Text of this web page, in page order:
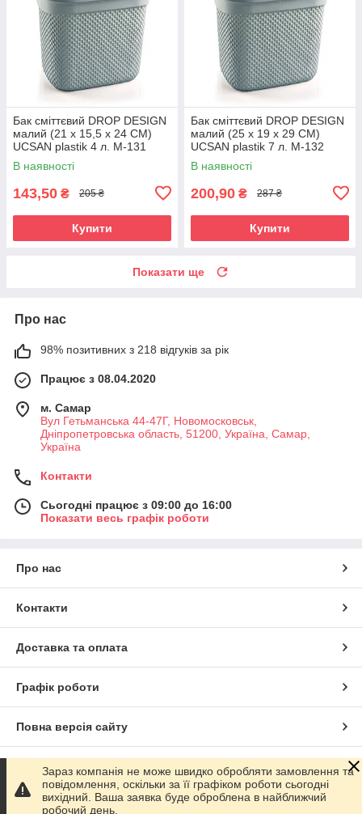
Бак сміттєвий DROP DESIGN
малий (21 x 15,5 x 24 CM)
UCSAN plastik 4 л. M-131
В наявності
143,50 ₴ 205 ₴
Купити
Бак сміттєвий DROP DESIGN
малий (25 x 19 x 29 CM)
UCSAN plastik 7 л. M-132
В наявності
200,90 ₴ 287 ₴
Купити
Показати ще
Про нас
98% позитивних з 218 відгуків за рік
Працює з 08.04.2020
м. Самар
Вул Гетьманська 44-47Г, Новомосковськ,
Днiпропетровська область, 51200, Україна, Самар,
Україна
Контакти
Сьогодні працює з 09:00 до 16:00
Показати весь графік роботи
Про нас
Контакти
Доставка та оплата
Графік роботи
Повна версія сайту
Сайт створено на маркетплейсі Prom.ua
Політика конфіденційності
Зараз компанія не може швидко обробляти замовлення та
повідомлення, оскільки за її графіком роботи сьогодні
вихідний. Ваша заявка буде оброблена в найближчий
робочий день.